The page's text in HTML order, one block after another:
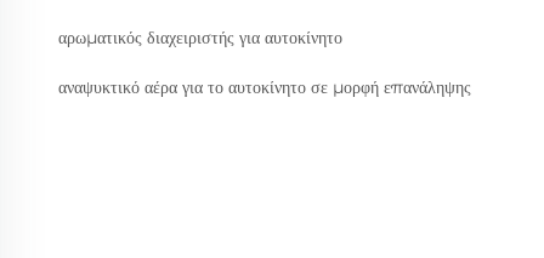
αρωματικός διαχειριστής για αυτοκίνητο
αναψυκτικό αέρα για το αυτοκίνητο σε μορφή επανάληψης